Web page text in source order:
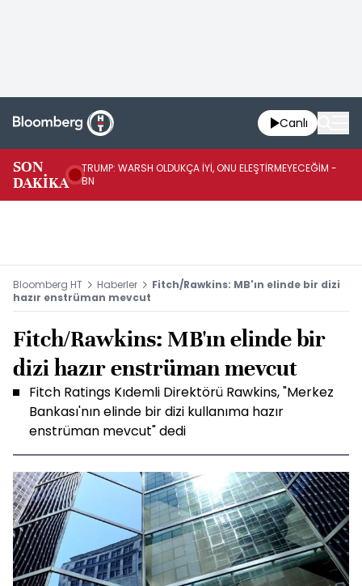
Canlı
SON
DAKİKA
TRUMP: WARSH OLDUKÇA İYİ, ONU ELEŞTİRMEYECEĞİM -
BN
Bloomberg HT Haberler
Fitch/Rawkins: MB'ın elinde bir dizi
hazır enstrüman mevcut
Fitch/Rawkins: MB'ın elinde bir
dizi hazır enstrüman mevcut
Fitch Ratings Kıdemli Direktörü Rawkins, "Merkez
Bankası'nın elinde bir dizi kullanıma hazır
enstrüman mevcut" dedi